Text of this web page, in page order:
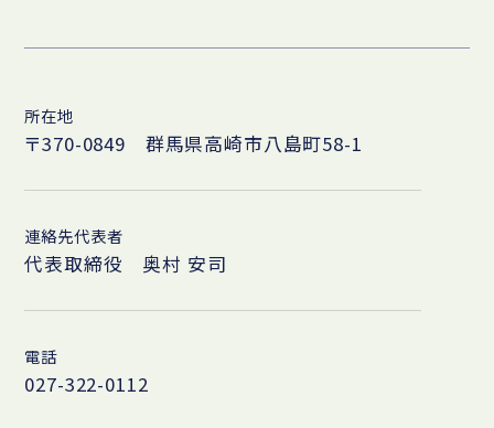
所在地
〒370-0849 群馬県高崎市八島町58-1
連絡先代表者
代表取締役 奥村 安司
電話
027-322-0112